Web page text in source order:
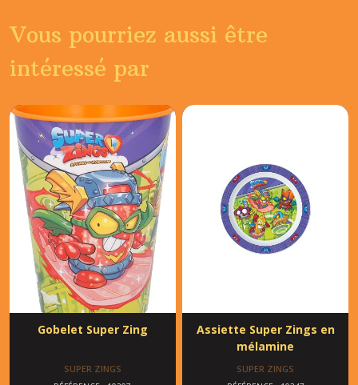
Vous pourriez aussi être
intéressé par
Gobelet Super Zing
SUPER ZINGS
Assiette Super Zings en
mélamine
SUPER ZINGS